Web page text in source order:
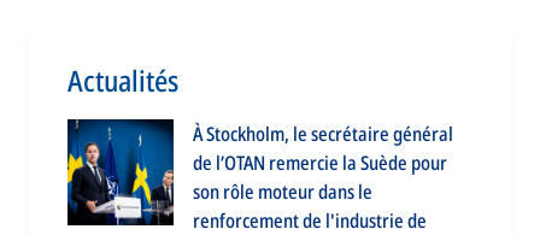
Actualités
À Stockholm, le secrétaire général
de l’OTAN remercie la Suède pour
son rôle moteur dans le
renforcement de l'industrie de